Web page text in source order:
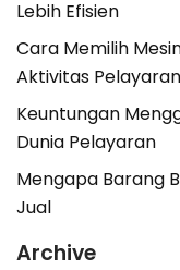
Lebih Efisien
Cara Memilih
Aktivitas Pelayaran
Keuntungan
Dunia Pelayaran
Mengapa Barang
Jual
Archive